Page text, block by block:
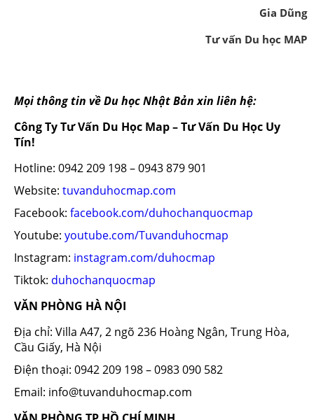
Gia Dũng
Tư vấn Du học MAP
Mọi thông tin về Du học Nhật Bản xin liên hệ:
Công Ty Tư Vấn Du Học Map – Tư Vấn Du Học Uy
Tín!
Hotline: 0942 209 198 – 0943 879 901
Website: tuvanduhocmap.com
Facebook: facebook.com/duhochanquocmap
Youtube: youtube.com/Tuvanduhocmap
Instagram: instagram.com/duhocmap
Tiktok: duhochanquocmap
VĂN PHÒNG HÀ NỘI
Địa chỉ: Villa A47, 2 ngõ 236 Hoàng Ngân, Trung Hòa,
Cầu Giấy, Hà Nội
Điện thoại: 0942 209 198 – 0983 090 582
Email: info@tuvanduhocmap.com